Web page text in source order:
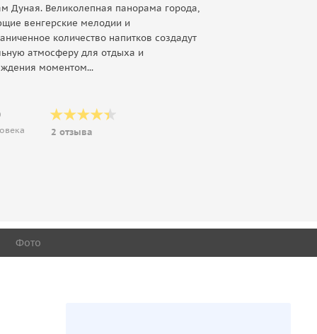
Дуная. Великолепная панорама города,
венгерские мелодии и
количество напитков создадут
атмосферу для отдыха и
моментом...
2 отзыва
Фото